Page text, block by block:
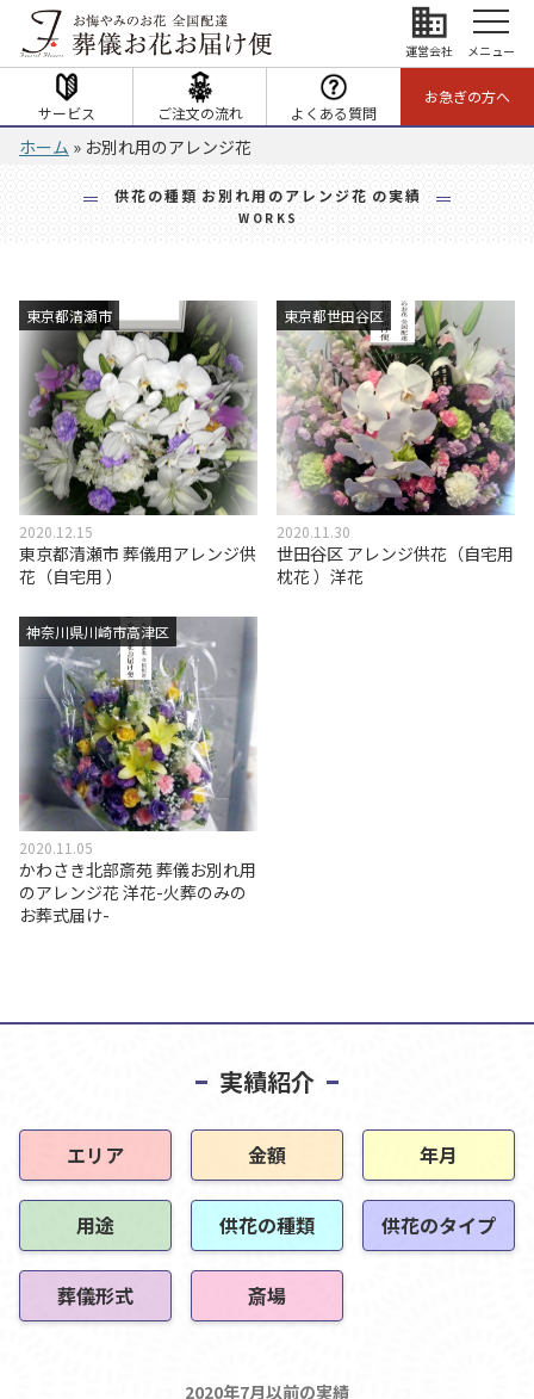
business
運営会社 メニュー
サービス ご注文の流れ よくある質問
お急ぎの方へ
ホーム » お別れ用のアレンジ花
供花の種類 お別れ用のアレンジ花 の実績
WORKS
東京都清瀬市
2020.12.15
東京都清瀬市 葬儀用アレンジ供
花（自宅用 ）
東京都世田谷区
2020.11.30
世田谷区 アレンジ供花（自宅用
枕花 ）洋花
神奈川県川崎市高津区
2020.11.05
かわさき北部斎苑 葬儀お別れ用
のアレンジ花 洋花-火葬のみの
お葬式届け-
実績紹介
エリア 金額 年月
用途 供花の種類 供花のタイプ
葬儀形式 斎場
2020年7月以前の実績